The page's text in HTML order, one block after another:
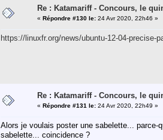
Re : Katamariff - Concours, le
« Répondre #130 le: 24 Avr 2020, 22h46 »
https://linuxfr.org/news/ubuntu-12-04-precise-
Re : Katamariff - Concours, le
« Répondre #131 le: 24 Avr 2020, 22h49 »
Alors je voulais poster une sabelette...
sabelette... coincidence ?